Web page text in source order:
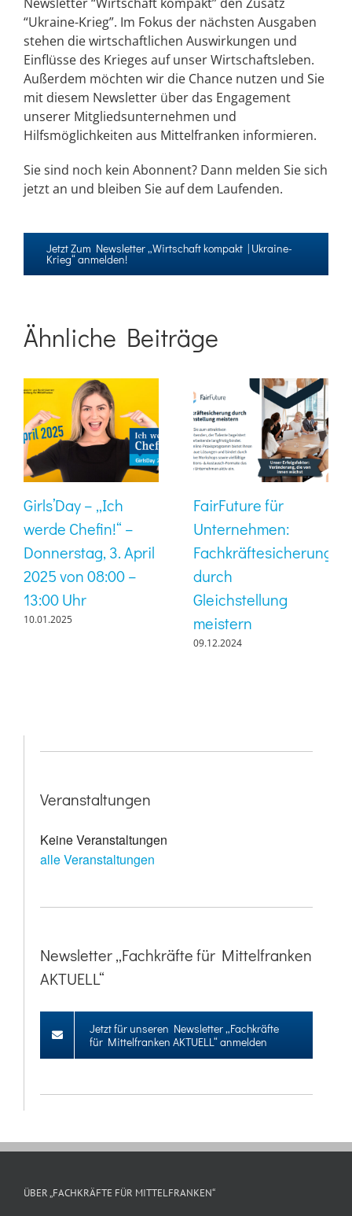
“Ukraine-Krieg”. Im Fokus der nächsten Ausgaben
stehen die wirtschaftlichen Auswirkungen und
Einflüsse des Krieges auf unser Wirtschaftsleben.
Außerdem möchten wir die Chance nutzen und Sie
mit diesem Newsletter über das Engagement
unserer Mitgliedsunternehmen und
Hilfsmöglichkeiten aus Mittelfranken informieren.
Sie sind noch kein Abonnent? Dann melden Sie sich
jetzt an und bleiben Sie auf dem Laufenden.
Jetzt Zum Newsletter „Wirtschaft kompakt | Ukraine-
Krieg“ anmelden!
Ähnliche Beiträge
Girls’Day – „Ich
werde Chefin!“ –
Donnerstag, 3. April
2025 von 08:00 –
13:00 Uhr
10.01.2025
FairFuture für
Unternehmen:
Fachkräftesicherung
durch
Gleichstellung
meistern
09.12.2024
Veranstaltungen
Keine Veranstaltungen
alle Veranstaltungen
Newsletter „Fachkräfte für Mittelfranken
AKTUELL“
Jetzt für unseren Newsletter „Fachkräfte
für Mittelfranken AKTUELL“ anmelden
ÜBER „FACHKRÄFTE FÜR MITTELFRANKEN“